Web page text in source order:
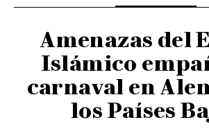
Amenazas del
Islámico
carnaval en
los Países